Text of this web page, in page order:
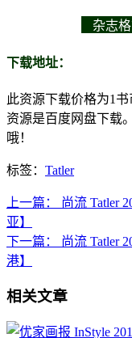
杂志
下载地址：
此资源下载价格为1 书
资源是百度网盘下载
哦！
标签： Tatler
上一篇：
尚流 Tatler
亚】
下一篇：
尚流 Tatler
港】
相关文章